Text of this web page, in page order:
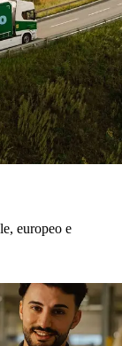
europeo e